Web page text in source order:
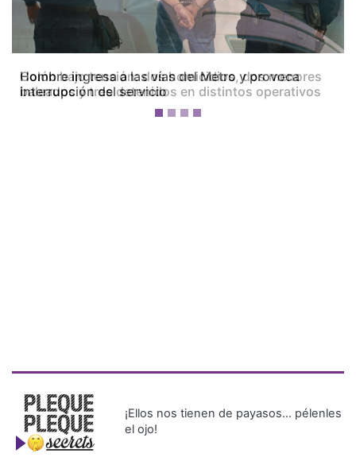
Colón bajo tensión: dos homicidios, dos menores
baleados y tres detenidos en distintos operativos
¡Ellos nos tienen de payasos… pélenles
el ojo!